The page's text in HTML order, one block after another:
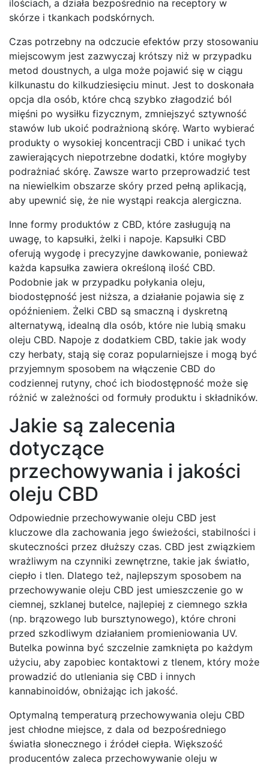
ilościach, a działa bezpośrednio na receptory w
skórze i tkankach podskórnych.
Czas potrzebny na odczucie efektów przy stosowaniu
miejscowym jest zazwyczaj krótszy niż w przypadku
metod doustnych, a ulga może pojawić się w ciągu
kilkunastu do kilkudziesięciu minut. Jest to doskonała
opcja dla osób, które chcą szybko złagodzić ból
mięśni po wysiłku fizycznym, zmniejszyć sztywność
stawów lub ukoić podrażnioną skórę. Warto wybierać
produkty o wysokiej koncentracji CBD i unikać tych
zawierających niepotrzebne dodatki, które mogłyby
podrażniać skórę. Zawsze warto przeprowadzić test
na niewielkim obszarze skóry przed pełną aplikacją,
aby upewnić się, że nie wystąpi reakcja alergiczna.
Inne formy produktów z CBD, które zasługują na
uwagę, to kapsułki, żelki i napoje. Kapsułki CBD
oferują wygodę i precyzyjne dawkowanie, ponieważ
każda kapsułka zawiera określoną ilość CBD.
Podobnie jak w przypadku połykania oleju,
biodostępność jest niższa, a działanie pojawia się z
opóźnieniem. Żelki CBD są smaczną i dyskretną
alternatywą, idealną dla osób, które nie lubią smaku
oleju CBD. Napoje z dodatkiem CBD, takie jak wody
czy herbaty, stają się coraz popularniejsze i mogą być
przyjemnym sposobem na włączenie CBD do
codziennej rutyny, choć ich biodostępność może się
różnić w zależności od formuły produktu i składników.
Jakie są zalecenia
dotyczące
przechowywania i jakości
oleju CBD
Odpowiednie przechowywanie oleju CBD jest
kluczowe dla zachowania jego świeżości, stabilności i
skuteczności przez dłuższy czas. CBD jest związkiem
wrażliwym na czynniki zewnętrzne, takie jak światło,
ciepło i tlen. Dlatego też, najlepszym sposobem na
przechowywanie oleju CBD jest umieszczenie go w
ciemnej, szklanej butelce, najlepiej z ciemnego szkła
(np. brązowego lub bursztynowego), które chroni
przed szkodliwym działaniem promieniowania UV.
Butelka powinna być szczelnie zamknięta po każdym
użyciu, aby zapobiec kontaktowi z tlenem, który może
prowadzić do utleniania się CBD i innych
kannabinoidów, obniżając ich jakość.
Optymalną temperaturą przechowywania oleju CBD
jest chłodne miejsce, z dala od bezpośredniego
światła słonecznego i źródeł ciepła. Większość
producentów zaleca przechowywanie oleju w